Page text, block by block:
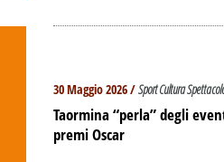
30 Maggio 2026 /Sport Cultura
Taormina “perla” degli
premi Oscar